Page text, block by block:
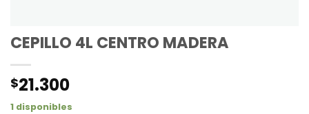
CEPILLO 4L CENTRO MADERA
$21.300
1 disponibles